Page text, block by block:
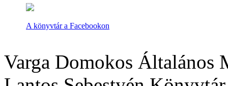
A könyvtár a Facebookon
Varga Domokos Általános